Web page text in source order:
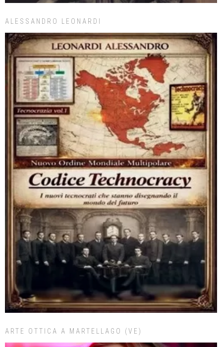
ALESSANDRO LEONARDI
ARTE OTTICA A MARTELLAGO (VE)